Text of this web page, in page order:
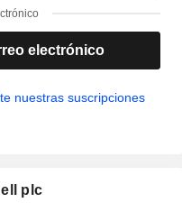
electrónico
nuestras suscripciones
plc